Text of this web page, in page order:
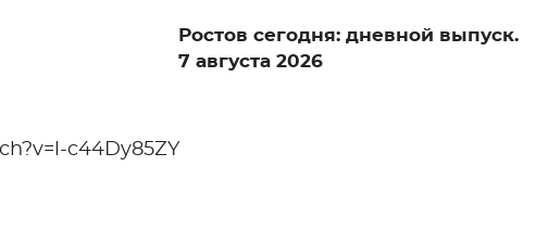
Ростов сегодня: дневной выпуск.
7 августа 2026
c44Dy85ZY